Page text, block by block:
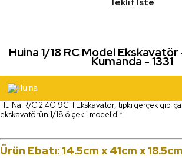
Teklif İste
Huina 1/18 RC Model
Kumanda - 1331
HuiNa R/C 2.4G 9CH Ekskavatör, tıpkı gerçek gibi
ekskavatörün 1/18 ölçekli modelidir.
Ürün Ebatı: 14.5cm x 41cm x 18.5cm